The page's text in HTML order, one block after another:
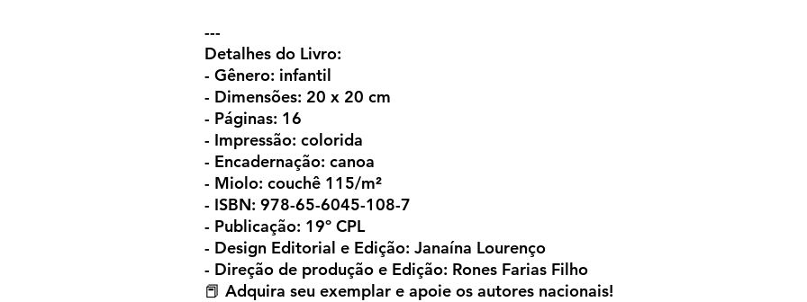
---
Detalhes do Livro:
- Gênero: infantil
- Dimensões: 20 x 20 cm
- Páginas: 16
- Impressão: colorida
- Encadernação: canoa
- Miolo: couchê 115/m²
- ISBN: 978-65-6045-108-7
- Publicação: 19º CPL
- Design Editorial e Edição: Janaína Lourenço
- Direção de produção e Edição: Rones Farias Filho
📕️ Adquira seu exemplar e apoie os autores nacionais!